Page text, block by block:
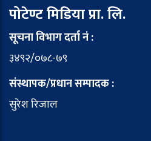
पोटेण्ट मिडिया प्रा. लि.
सूचना विभाग दर्ता नं :
३४९२/०७८-७९
संस्थापक/प्रधान सम्पादक :
सुरेश रिजाल